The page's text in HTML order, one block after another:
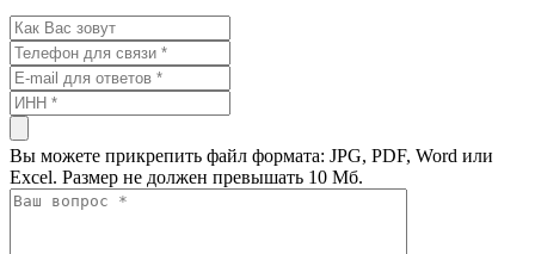
Вы можете прикрепить файл формата: JPG, PDF, Word или
Excel. Размер не должен превышать 10 Мб.